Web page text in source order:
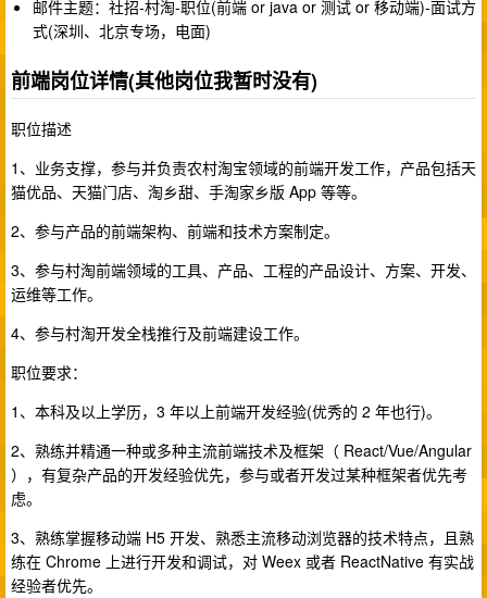
邮件主题：社招-村淘-职位(前端 or java or 测试 or 移动端)-面试方
式(深圳、北京专场，电面)
前端岗位详情(其他岗位我暂时没有)
职位描述
1、业务支撑，参与并负责农村淘宝领域的前端开发工作，产品包括天
猫优品、天猫门店、淘乡甜、手淘家乡版 App 等等。
2、参与产品的前端架构、前端和技术方案制定。
3、参与村淘前端领域的工具、产品、工程的产品设计、方案、开发、
运维等工作。
4、参与村淘开发全栈推行及前端建设工作。
职位要求：
1、本科及以上学历，3 年以上前端开发经验(优秀的 2 年也行)。
2、熟练并精通一种或多种主流前端技术及框架（ React/Vue/Angular
），有复杂产品的开发经验优先，参与或者开发过某种框架者优先考
虑。
3、熟练掌握移动端 H5 开发、熟悉主流移动浏览器的技术特点，且熟
练在 Chrome 上进行开发和调试，对 Weex 或者 ReactNative 有实战
经验者优先。